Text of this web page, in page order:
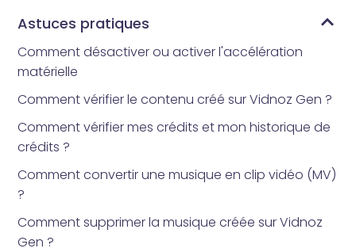
Astuces pratiques
Comment désactiver ou activer l'accélération
matérielle
Comment vérifier le contenu créé sur Vidnoz Gen ?
Comment vérifier mes crédits et mon historique de
crédits ?
Comment convertir une musique en clip vidéo (MV)
?
Comment supprimer la musique créée sur Vidnoz
Gen ?